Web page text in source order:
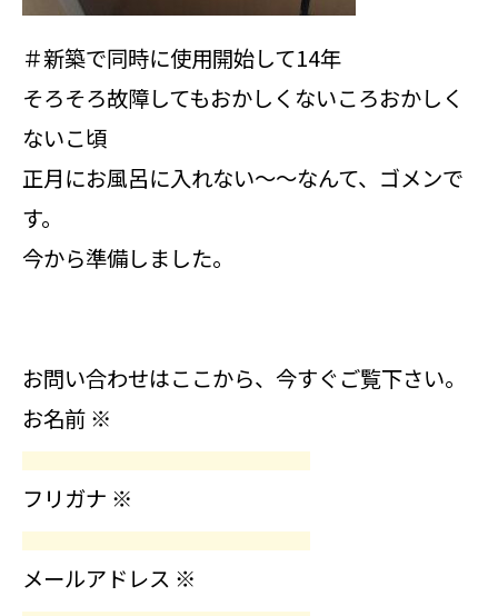
＃新築で同時に使用開始して14年
そろそろ故障してもおかしくないころおかしく
ないこ頃
正月にお風呂に入れない～～なんて、ゴメンで
す。
今から準備しました。
お問い合わせはここから、今すぐご覧下さい。
お名前 ※
フリガナ ※
メールアドレス ※